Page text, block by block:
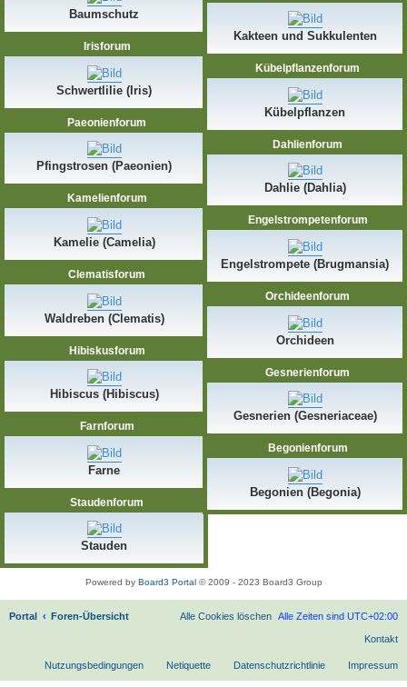
Baumschutz
Irisforum
Schwertlilie (Iris)
Paeonienforum
Pfingstrosen (Paeonien)
Kamelienforum
Kamelie (Camelia)
Clematisforum
Waldreben (Clematis)
Hibiskusforum
Hibiscus (Hibiscus)
Farnforum
Farne
Staudenforum
Stauden
Kakteen und Sukkulenten
Kübelpflanzenforum
Kübelpflanzen
Dahlienforum
Dahlie (Dahlia)
Engelstrompetenforum
Engelstrompete (Brugmansia)
Orchideenforum
Orchideen
Gesnerienforum
Gesnerien (Gesneriaceae)
Begonienforum
Begonien (Begonia)
Powered by Board3 Portal© 2009 - 2023 Board3 Group
Portal Foren-Übersicht Alle Zeiten sind UTC+02:00
Alle Cookies löschen
Kontakt
Impressum
Datenschutzrichtlinie
Netiquette
Nutzungsbedingungen